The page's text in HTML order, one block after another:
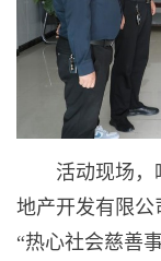
活动现场，
地产开发有限公
“热心社会慈善